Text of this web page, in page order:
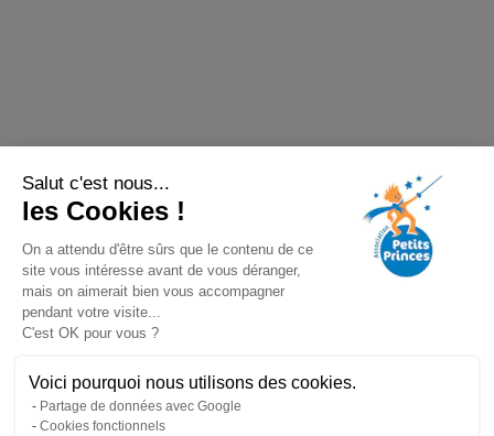
Salut c'est nous...
les Cookies !
On a attendu d'être sûrs que le contenu de ce
site vous intéresse avant de vous déranger,
mais on aimerait bien vous accompagner
pendant votre visite...
C'est OK pour vous ?
Voici pourquoi nous utilisons des cookies.
Partage de données avec Google
Cookies fonctionnels